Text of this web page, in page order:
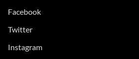
Facebook
Twitter
Instagram